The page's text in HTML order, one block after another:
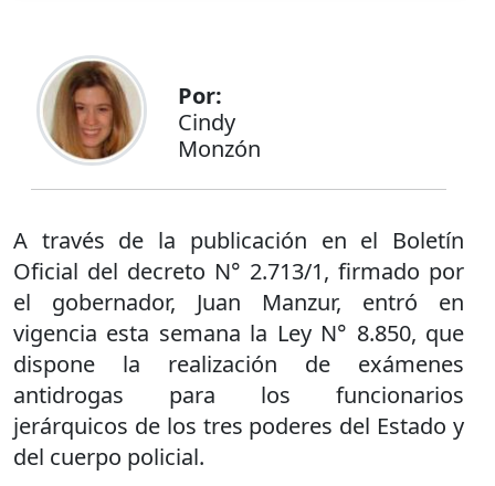
Por:
Cindy
Monzón
A través de la publicación en el Boletín
Oficial del decreto N° 2.713/1, firmado por
el gobernador, Juan Manzur, entró en
vigencia esta semana la Ley N° 8.850, que
dispone la realización de exámenes
antidrogas para los funcionarios
jerárquicos de los tres poderes del Estado y
del cuerpo policial.